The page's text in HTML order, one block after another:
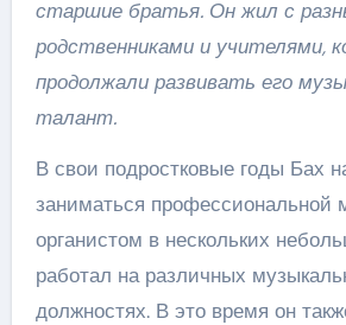
старшие братья. Он жил с
родственниками и учителями,
продолжали развивать его
талант.
В свои подростковые годы Бах
заниматься профессиональной
органистом в нескольких
работал на различных
должностях. В это время он